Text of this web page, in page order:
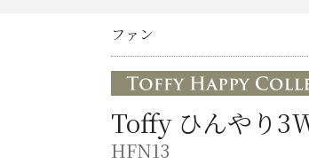
ファン
Toffy ひんやり
HFN13